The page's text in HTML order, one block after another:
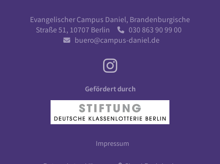
Evangelischer Campus Daniel, Brandenburgische
Straße 51, 10707 Berlin
030 863 90 99 00
 buero@campus-daniel.de
Gefördert durch
Impressum